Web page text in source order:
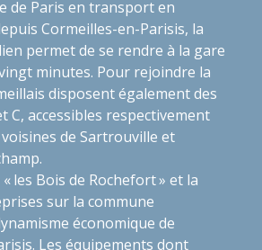
de Paris en transport en
Cormeilles-en-Parisis, la
permet de se rendre à la gare
minutes. Pour rejoindre la
disposent également des
C, accessibles respectivement
de Sartrouville et
« les Bois de Rochefort » et la
sur la commune
économique de
Les équipements dont